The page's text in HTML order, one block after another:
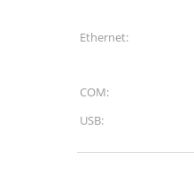
Ethernet:
COM:
USB: